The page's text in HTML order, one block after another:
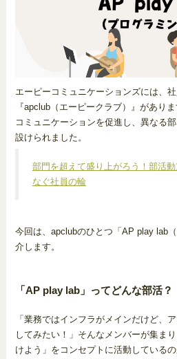
エーピーコミュニケーションズには、
『apclub（エーピークラブ）』があり
コミュニケーションを促進し、異なる
設けられました。
部門を超えて盛り上がろう！部活
なぐ社員の輪
今回は、apclubのひとつ「AP play lab
介します。
「AP play lab」ってどんな部活？
「業務ではインフラがメインだけど、
してみたい！」そんなメンバーが集ま
けよう」をコンセプトに活動している